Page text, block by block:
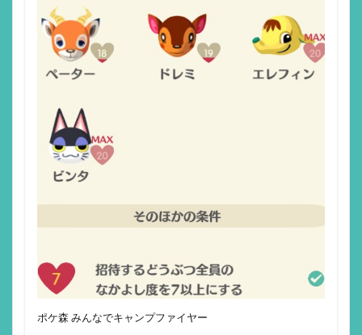
ポケ森 みんなでキャンプファイヤー